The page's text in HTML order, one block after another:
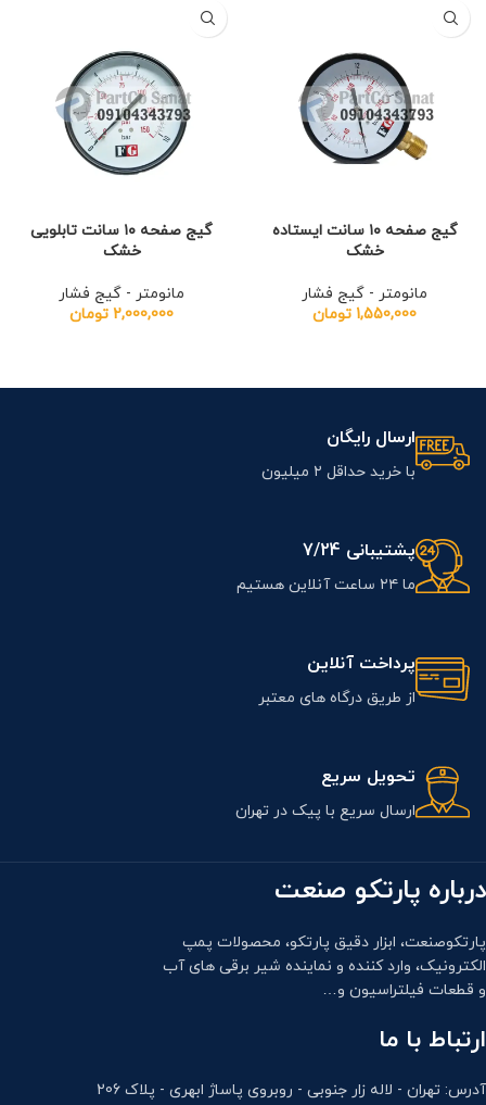
گیج صفحه ۱۰ سانت ایستاده
خشک
مانومتر - گیج فشار
1,550,000 تومان
گیج صفحه ۱۰ سانت تابلویی
خشک
مانومتر - گیج فشار
2,000,000 تومان
ارسال رایگان
با خرید حداقل ۲ میلیون
پشتیبانی 7/24
ما ۲۴ ساعت آنلاین هستیم
پرداخت آنلاین
از طریق درگاه های معتبر
تحویل سریع
ارسال سریع با پیک در تهران
درباره پارتکو صنعت
پارتکوصنعت، ابزار دقیق پارتکو، محصولات پمپ
الکترونیک، وارد کننده و نماینده شیر برقی های آب
و قطعات فیلتراسیون و…
ارتباط با ما
آدرس: تهران - لاله زار جنوبی - روبروی پاساژ ابهری - پلاک 206